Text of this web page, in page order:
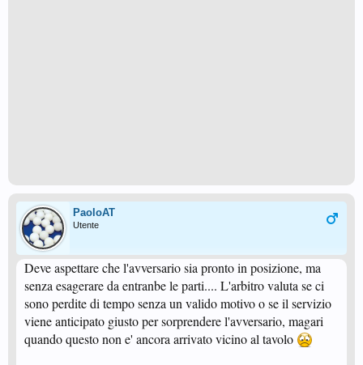
PaoloAT
Utente
Deve aspettare che l'avversario sia pronto in posizione, ma
senza esagerare da entranbe le parti.... L'arbitro valuta se ci
sono perdite di tempo senza un valido motivo o se il servizio
viene anticipato giusto per sorprendere l'avversario, magari
quando questo non e' ancora arrivato vicino al tavolo